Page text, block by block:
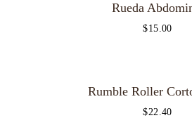
Rueda
$15.00
Rumble Roller
$22.40